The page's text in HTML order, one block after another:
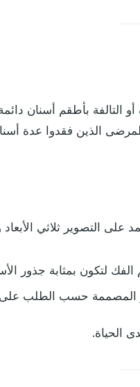
التالفة بأطقم أسنان
للمرضى الذين فقدوا عدة
التصوير ثلاثي الأبعاد
لتكون بمثابة جذور
المصممة حسب الطلب
الحياة.